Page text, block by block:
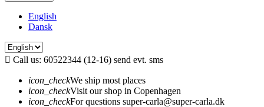
English
Dansk
 Call us: 60522344 (12-16) send evt. sms
icon_checkWe ship most places
icon_checkVisit our shop in Copenhagen
icon_checkFor questions super-carla@super-carla.dk